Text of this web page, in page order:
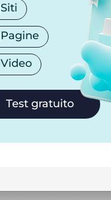
Siti
Pagine
Video
Test gratuito